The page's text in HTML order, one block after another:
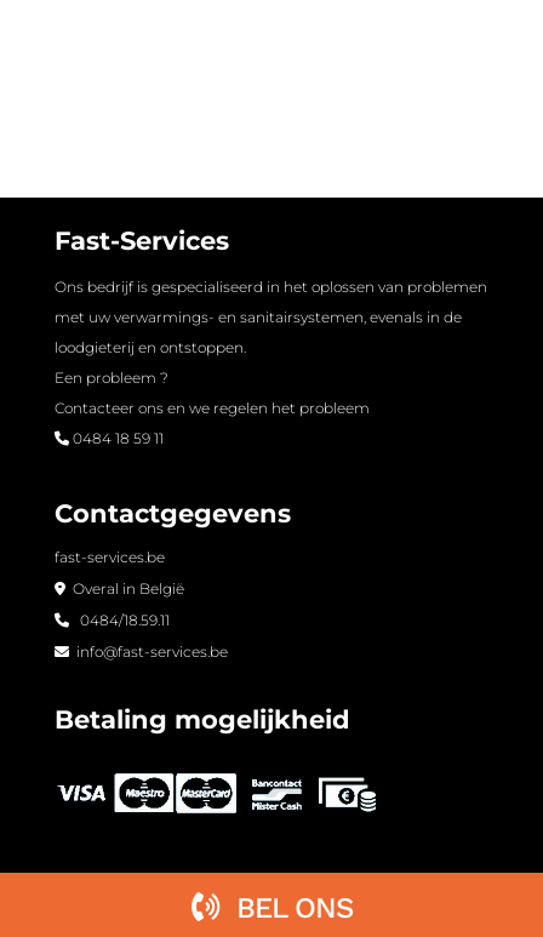
BEL ONS
Fast-Services
Ons bedrijf is gespecialiseerd in het oplossen van problemen
met uw verwarmings- en sanitairsystemen, evenals in de
loodgieterij en ontstoppen.
Een probleem ?
Contacteer ons en we regelen het probleem
0484 18 59 11
Contactgegevens
fast-services.be
Overal in België
0484/18.59.11
info@fast-services.be
Betaling mogelijkheid